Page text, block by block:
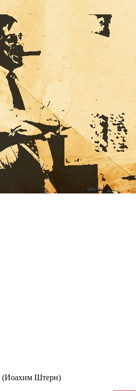
(Иоахим Штерн)